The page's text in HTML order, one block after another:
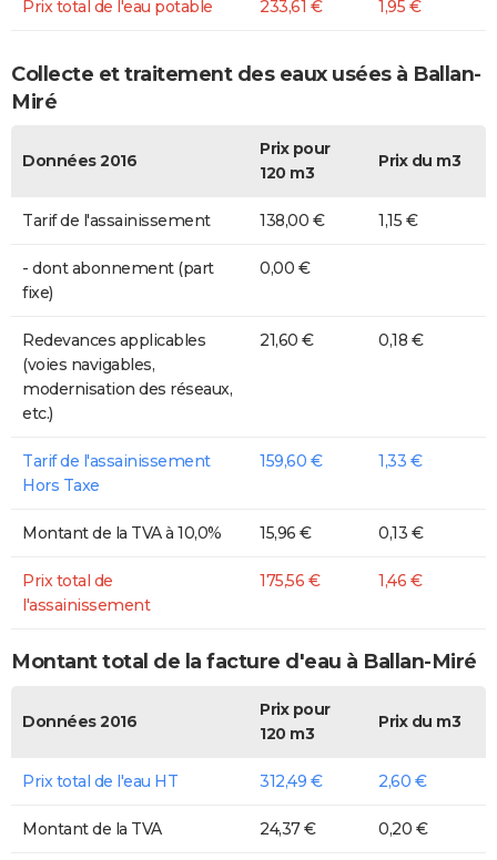
Prix total de l'eau potable 233,61 € 1,95 €
Collecte et traitement des eaux usées à Ballan-
Miré
Données 2016
Prix pour
120 m3
Prix du m3
Tarif de l'assainissement 138,00 € 1,15 €
- dont abonnement (part
fixe)
0,00 €
Redevances applicables
(voies navigables,
modernisation des réseaux,
etc.)
21,60 € 0,18 €
Tarif de l'assainissement
Hors Taxe
159,60 € 1,33 €
Montant de la TVA à 10,0% 15,96 € 0,13 €
Prix total de
l'assainissement
175,56 € 1,46 €
Montant total de la facture d'eau à Ballan-Miré
Données 2016
Prix pour
120 m3
Prix du m3
Prix total de l'eau HT 312,49 € 2,60 €
Montant de la TVA 24,37 € 0,20 €